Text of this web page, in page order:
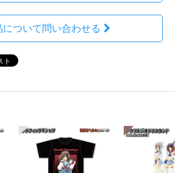
について問い合わせる